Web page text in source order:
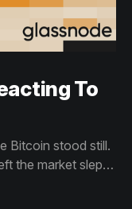
To
Bitcoin stood still.
the market slept
priced for